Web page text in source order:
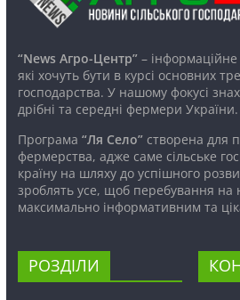
“News Агро-Центр”–
які хочуть бути в курсі основних
господарства. У нашому фокусі
дрібні та середні фермери України.
Програма “Ля Село”створена для
фермерства, адже саме сільське
країну на шляху до успішного
зроблять усе, щоб перебування на
максимально інформативним та
РОЗДІЛИ